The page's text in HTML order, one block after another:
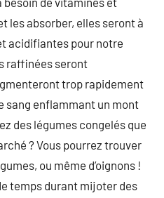
les absorber, elles seront à
acidifiantes pour notre
raffinées seront
trop rapidement
sang enflammant un mont
des légumes congelés que
? Vous pourrez trouver
ou même d’oignons !
temps durant mijoter des